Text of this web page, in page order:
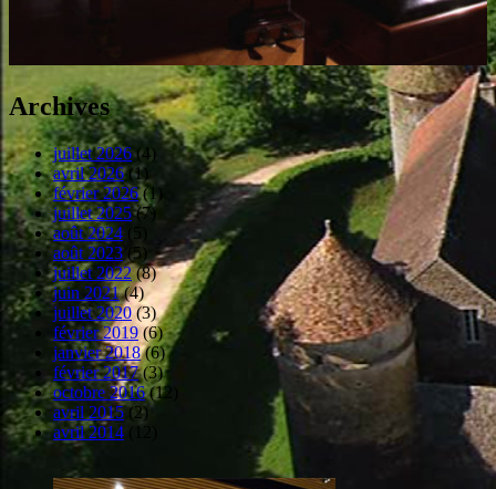
Archives
juillet 2026(4)
avril 2026(1)
février 2026(1)
juillet 2025(7)
août 2024
août 2023 (5)
juillet 2022(8)
juin 2021(4)
juillet 2020 (3)
février 2019 (6)
janvier 2018(6)
février 2017(3)
octobre 2016(12)
avril 2015(2)
avril 2014 (12)